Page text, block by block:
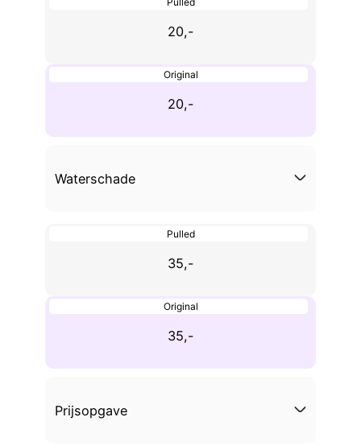
20,-
Original
20,-
Waterschade
Pulled
35,-
Original
35,-
Prijsopgave